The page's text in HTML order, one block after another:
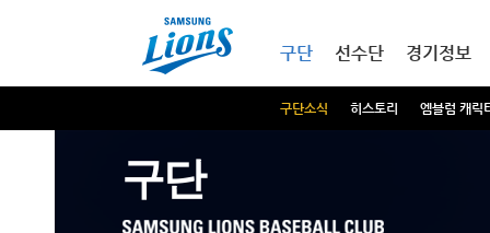
구단
구단소식 히스토리 엠블럼 캐릭
선수단 경기정보
구단